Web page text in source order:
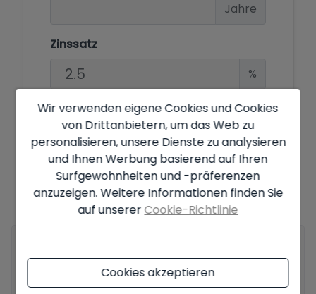
Jahre
Zinssatz
%
Angebot vorbehaltlich der Verfügbarkeit und der endgültigen
Entscheidung des Eigentümers. Der angegebene Preis enthält keine
Steuern und Anschaffungskosten. Die dargestellten Informationen
können Fehler enthalten und sind nicht Teil eines Vertrages und
können jederzeit ohne Vorankündigung geändert werden.Hier
finden Sie alle Informationen zu den Bedingungen der
veröffentlichten Angebote.
Wir verwenden eigene Cookies und Cookies
von Drittanbietern, um das Web zu
personalisieren, unsere Dienste zu analysieren
und Ihnen Werbung basierend auf Ihren
Surfgewohnheiten und -präferenzen
anzuzeigen. Weitere Informationen finden Sie
auf unserer Cookie-Richtlinie
Cookies akzeptieren